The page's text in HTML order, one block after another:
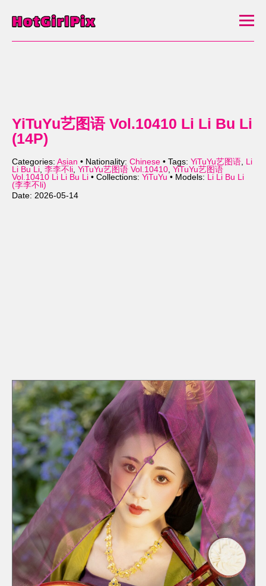
YiTuYu艺图语 Vol.10410 Li Li Bu Li
(14P)
Categories: Asian • Nationality: Chinese • Tags: YiTuYu艺图语, Li
Li Bu Li, 李李不li, YiTuYu艺图语 Vol.10410, YiTuYu艺图语
Vol.10410 Li Li Bu Li • Collections: YiTuYu • Models: Li Li Bu Li
(李李不li)
Date: 2026-05-14